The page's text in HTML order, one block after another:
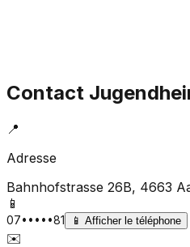
Contact
📍
Adresse
Bahnhofstrasse 26B, 4663
📱
07•••••81 📱 Afficher le téléphone
✉️